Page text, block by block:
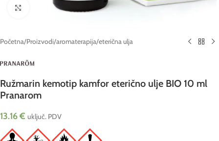
Click to enlarge
Početna/Proizvodi/aromaterapija/eterična ulja
Ružmarin kemotip kamfor eterično ulje BIO 10 ml
Pranarom
13.16€ uključ. PDV